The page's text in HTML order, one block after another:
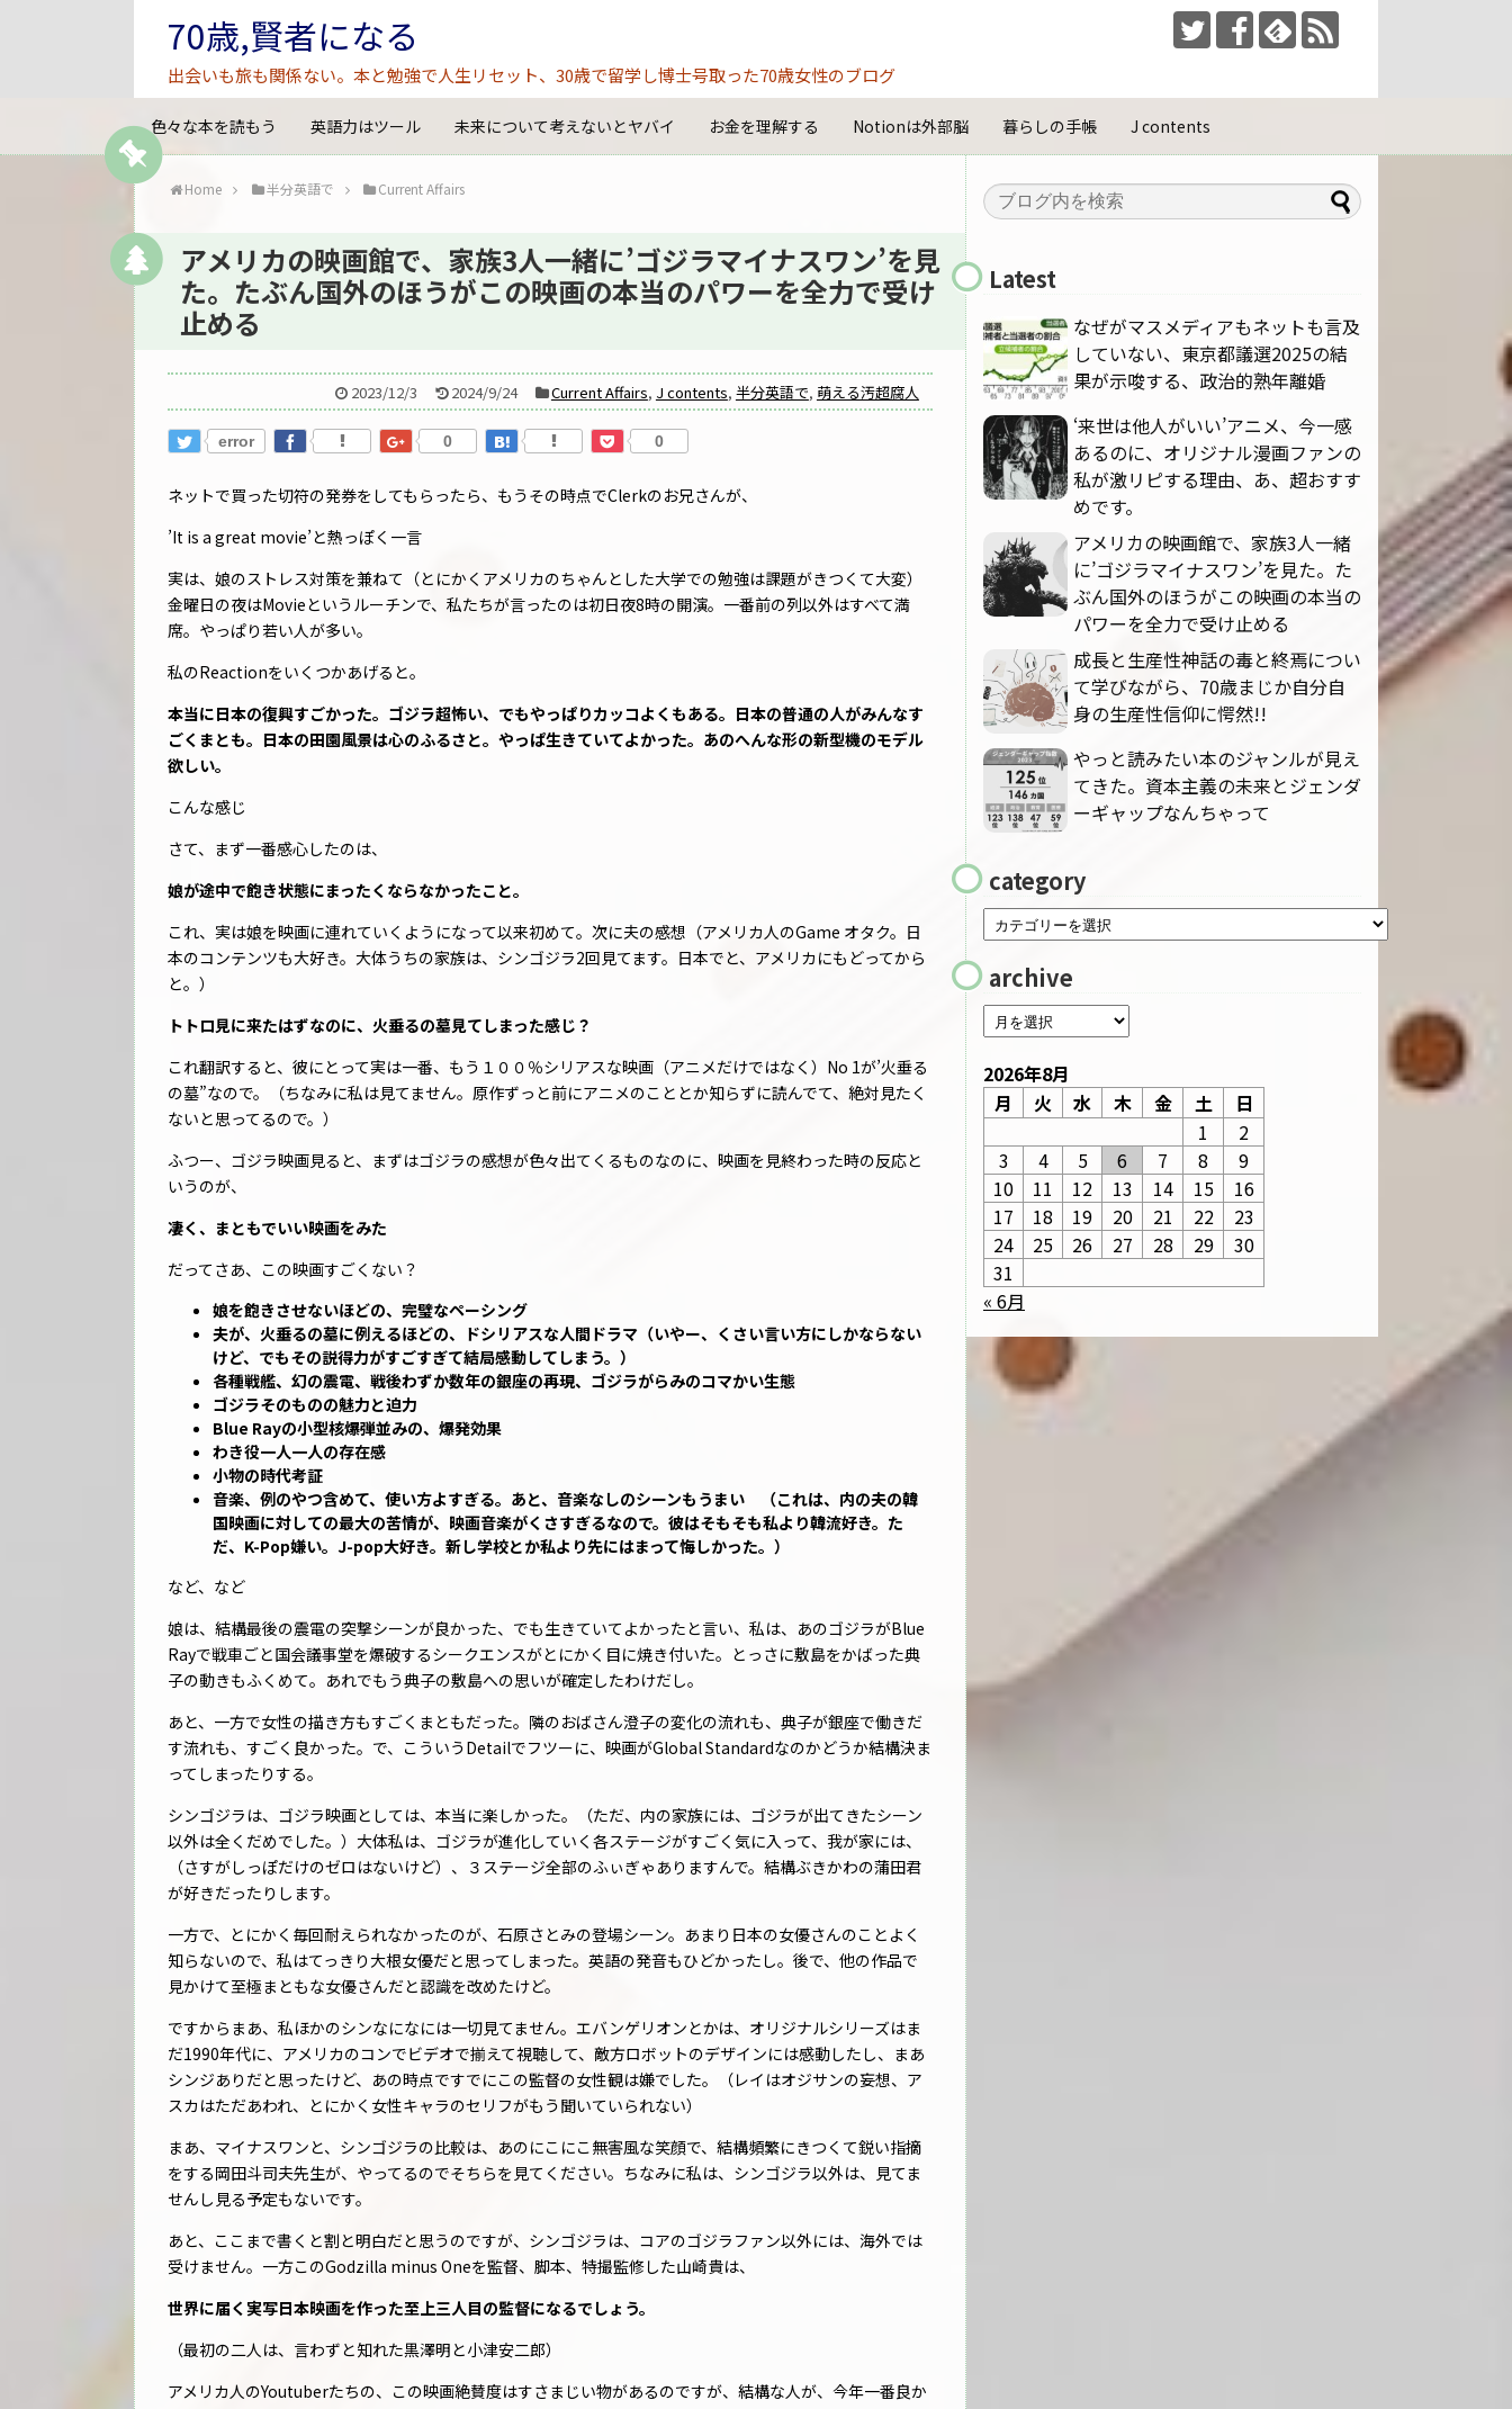
70歳,賢者になる
出会いも旅も関係ない。本と勉強で人生リセット、30歳で留学し博士号取った70歳女性のブログ
色々な本を読もう 英語力はツール 未来について考えないとヤバイ お金を理解する Notionは外部脳 暮らしの手帳 J contents
Home 半分英語で Current Affairs
アメリカの映画館で、家族3人一緒に’ゴジラマイナスワン’を見
た。たぶん国外のほうがこの映画の本当のパワーを全力で受け
止める
2023/12/3 2024/9/24 Current Affairs, J contents, 半分英語で, 萌える汚超腐人
error 0 0
ネットで買った切符の発券をしてもらったら、もうその時点でClerkのお兄さんが、
’It is a great movie’と熱っぽく一言
実は、娘のストレス対策を兼ねて（とにかくアメリカのちゃんとした大学での勉強は課題がきつくて大変）
金曜日の夜はMovieというルーチンで、私たちが言ったのは初日夜8時の開演。一番前の列以外はすべて満
席。やっぱり若い人が多い。
私のReactionをいくつかあげると。
本当に日本の復興すごかった。ゴジラ超怖い、でもやっぱりカッコよくもある。日本の普通の人がみんなす
ごくまとも。日本の田園風景は心のふるさと。やっぱ生きていてよかった。あのへんな形の新型機のモデル
欲しい。
こんな感じ
さて、まず一番感心したのは、
娘が途中で飽き状態にまったくならなかったこと。
これ、実は娘を映画に連れていくようになって以来初めて。次に夫の感想（アメリカ人のGame オタク。日
本のコンテンツも大好き。大体うちの家族は、シンゴジラ2回見てます。日本でと、アメリカにもどってから
と。）
トトロ見に来たはずなのに、火垂るの墓見てしまった感じ？
これ翻訳すると、彼にとって実は一番、もう１００％シリアスな映画（アニメだけではなく）No 1が’火垂る
の墓”なので。（ちなみに私は見てません。原作ずっと前にアニメのこととか知らずに読んでて、絶対見たく
ないと思ってるので。）
ふつー、ゴジラ映画見ると、まずはゴジラの感想が色々出てくるものなのに、映画を見終わった時の反応と
いうのが、
凄く、まともでいい映画をみた
だってさあ、この映画すごくない？
娘を飽きさせないほどの、完璧なペーシング
夫が、火垂るの墓に例えるほどの、ドシリアスな人間ドラマ（いやー、くさい言い方にしかならない
けど、でもその説得力がすごすぎて結局感動してしまう。）
各種戦艦、幻の震電、戦後わずか数年の銀座の再現、ゴジラがらみのコマかい生態
ゴジラそのものの魅力と迫力
Blue Rayの小型核爆弾並みの、爆発効果
わき役一人一人の存在感
小物の時代考証
音楽、例のやつ含めて、使い方よすぎる。あと、音楽なしのシーンもうまい （これは、内の夫の韓
国映画に対しての最大の苦情が、映画音楽がくさすぎるなので。彼はそもそも私より韓流好き。た
だ、K-Pop嫌い。J-pop大好き。新し学校とか私より先にはまって悔しかった。）
など、など
娘は、結構最後の震電の突撃シーンが良かった、でも生きていてよかったと言い、私は、あのゴジラがBlue
Rayで戦車ごと国会議事堂を爆破するシークエンスがとにかく目に焼き付いた。とっさに敷島をかばった典
子の動きもふくめて。あれでもう典子の敷島への思いが確定したわけだし。
あと、一方で女性の描き方もすごくまともだった。隣のおばさん澄子の変化の流れも、典子が銀座で働きだ
す流れも、すごく良かった。で、こういうDetailでフツーに、映画がGlobal Standardなのかどうか結構決ま
ってしまったりする。
シンゴジラは、ゴジラ映画としては、本当に楽しかった。（ただ、内の家族には、ゴジラが出てきたシーン
以外は全くだめでした。）大体私は、ゴジラが進化していく各ステージがすごく気に入って、我が家には、
（さすがしっぽだけのゼロはないけど）、３ステージ全部のふぃぎゃありますんで。結構ぶきかわの蒲田君
が好きだったりします。
一方で、とにかく毎回耐えられなかったのが、石原さとみの登場シーン。あまり日本の女優さんのことよく
知らないので、私はてっきり大根女優だと思ってしまった。英語の発音もひどかったし。後で、他の作品で
見かけて至極まともな女優さんだと認識を改めたけど。
ですからまあ、私ほかのシンなになには一切見てません。エバンゲリオンとかは、オリジナルシリーズはま
だ1990年代に、アメリカのコンでビデオで揃えて視聴して、敵方ロボットのデザインには感動したし、まあ
シンジありだと思ったけど、あの時点ですでにこの監督の女性観は嫌でした。（レイはオジサンの妄想、ア
スカはただあわれ、とにかく女性キャラのセリフがもう聞いていられない）
まあ、マイナスワンと、シンゴジラの比較は、あのにこにこ無害風な笑顔で、結構頻繁にきつくて鋭い指摘
をする岡田斗司夫先生が、やってるのでそちらを見てください。ちなみに私は、シンゴジラ以外は、見てま
せんし見る予定もないです。
あと、ここまで書くと割と明白だと思うのですが、シンゴジラは、コアのゴジラファン以外には、海外では
受けません。一方このGodzilla minus Oneを監督、脚本、特撮監修した山崎貴は、
世界に届く実写日本映画を作った至上三人目の監督になるでしょう。
（最初の二人は、言わずと知れた黒澤明と小津安二郎）
アメリカ人のYoutuberたちの、この映画絶賛度はすさまじい物があるのですが、結構な人が、今年一番良か
Latest
なぜがマスメディアもネットも言及
していない、東京都議選2025の結
果が示唆する、政治的熟年離婚
‘来世は他人がいい’アニメ、今一感
あるのに、オリジナル漫画ファンの
私が激リピする理由、あ、超おすす
めです。
アメリカの映画館で、家族3人一緒
に’ゴジラマイナスワン’を見た。た
ぶん国外のほうがこの映画の本当の
パワーを全力で受け止める
成長と生産性神話の毒と終焉につい
て学びながら、70歳まじか自分自
身の生産性信仰に愕然!!
やっと読みたい本のジャンルが見え
てきた。資本主義の未来とジェンダ
ーギャップなんちゃって
category
archive
2026年8月
月
火 水 木 金 土
日
1
2
3
4 5 6 7 8
9
10
11 12 13 14 15
16
17
18 19 20 21 22
23
24
25 26 27 28 29
30
31
« 6月